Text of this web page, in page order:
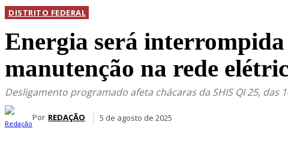
DISTRITO FEDERAL
Energia será
manutenção na rede
Desligamento programado afeta chácaras da SHIS QI 25, das
Por REDAÇÃO 5 de agosto de 2025